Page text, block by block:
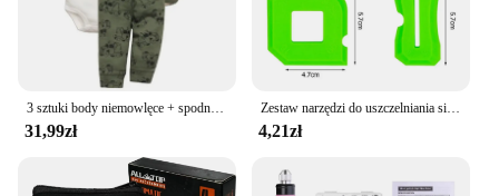
31,99zł
Zestaw narzędzi do uszczelniania silikonu rozpórka uszczelniacza łopatka skrobak do płytek okiennych usuwanie krawędzi narzędzia budowlane w kuchni
4,21zł